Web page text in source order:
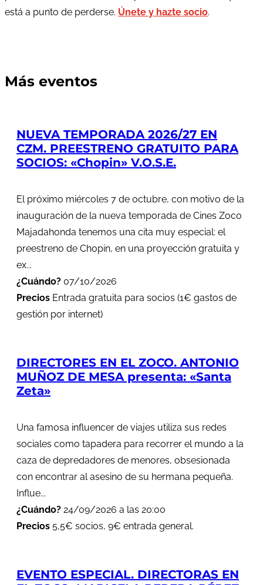
está a punto de perderse. Únete y hazte socio.
Más eventos
NUEVA TEMPORADA 2026/27 EN
CZM. PREESTRENO GRATUITO PARA
SOCIOS: «Chopin» V.O.S.E.
El próximo miércoles 7 de octubre, con motivo de la
inauguración de la nueva temporada de Cines Zoco
Majadahonda tenemos una cita muy especial: el
preestreno de Chopin, en una proyección gratuita y
ex...
¿Cuándo? 07/10/2026
Precios Entrada gratuita para socios (1€ gastos de
gestión por internet)
DIRECTORES EN EL ZOCO. ANTONIO
MUÑOZ DE MESA presenta: «Santa
Zeta»
Una famosa influencer de viajes utiliza sus redes
sociales como tapadera para recorrer el mundo a la
caza de depredadores de menores, obsesionada
con encontrar al asesino de su hermana pequeña.
Influe...
¿Cuándo? 24/09/2026 a las 20:00
Precios 5,5€ socios, 9€ entrada general.
EVENTO ESPECIAL. DIRECTORAS EN